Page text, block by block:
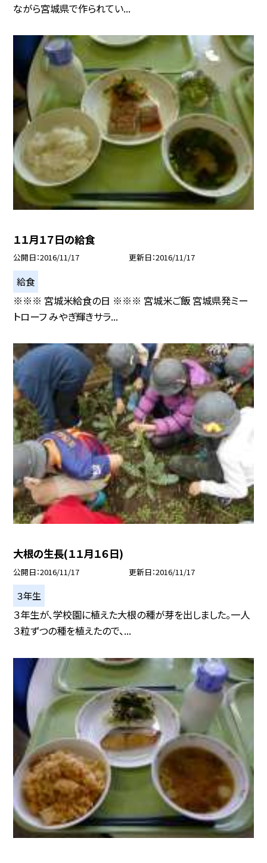
ながら宮城県で作られてい...
１１月１７日の給食
公開日 2016/11/17 更新日 2016/11/17
給食
※※※ 宮城米給食の日 ※※※ 宮城米ご飯 宮城県発ミー
トローフ みやぎ輝きサラ...
大根の生長(１１月１６日)
公開日 2016/11/17 更新日 2016/11/17
３年生
３年生が、学校園に植えた大根の種が芽を出しました。一人
３粒ずつの種を植えたので、...